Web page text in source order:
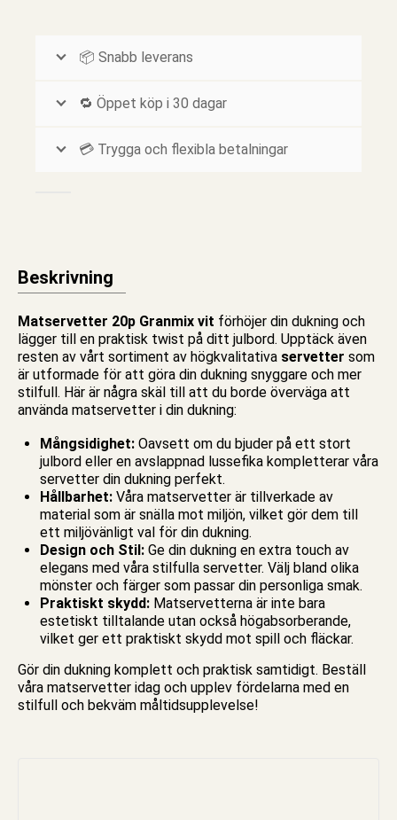
📦 Snabb leverans
🔁 Öppet köp i 30 dagar
💳 Trygga och flexibla betalningar
Beskrivning
Matservetter 20p Granmix vit förhöjer din dukning och
lägger till en praktisk twist på ditt julbord. Upptäck även
resten av vårt sortiment av högkvalitativa servetter som
är utformade för att göra din dukning snyggare och mer
stilfull. Här är några skäl till att du borde överväga att
använda matservetter i din dukning:
Mångsidighet: Oavsett om du bjuder på ett stort
julbord eller en avslappnad lussefika kompletterar våra
servetter din dukning perfekt.
Hållbarhet: Våra matservetter är tillverkade av
material som är snälla mot miljön, vilket gör dem till
ett miljövänligt val för din dukning.
Design och Stil: Ge din dukning en extra touch av
elegans med våra stilfulla servetter. Välj bland olika
mönster och färger som passar din personliga smak.
Praktiskt skydd: Matservetterna är inte bara
estetiskt tilltalande utan också högabsorberande,
vilket ger ett praktiskt skydd mot spill och fläckar.
Gör din dukning komplett och praktisk samtidigt. Beställ
våra matservetter idag och upplev fördelarna med en
stilfull och bekväm måltidsupplevelse!